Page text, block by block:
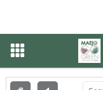
เอกสารเผยแพร่